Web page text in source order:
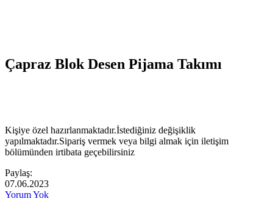
Çapraz Blok Desen Pijama Takımı
Kişiye özel hazırlanmaktadır.İstediğiniz değişiklik
yapılmaktadır.Sipariş vermek veya bilgi almak için iletişim
bölümünden irtibata geçebilirsiniz
Paylaş:
07.06.2023
Yorum Yok